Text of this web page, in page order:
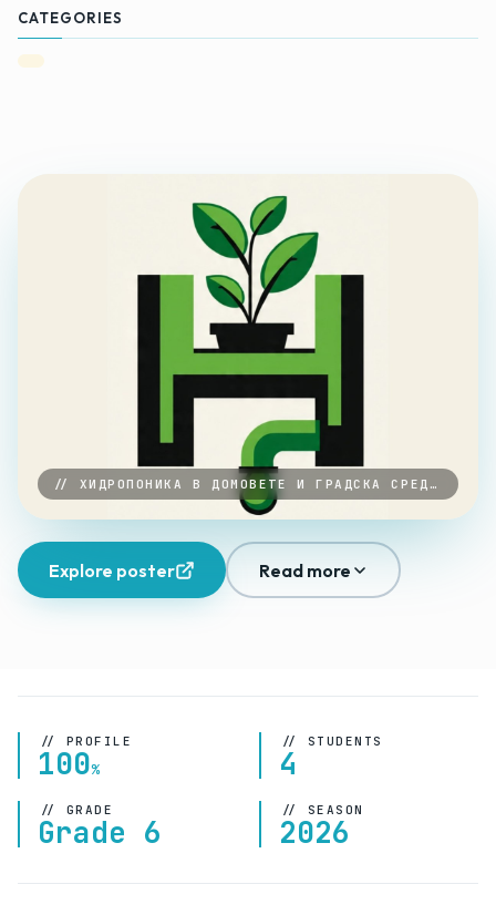
CATEGORIES
// ХИДРОПОНИКА В ДОМОВЕТЕ И ГРАДСКА СРЕДА · 2026
Explore poster Read more
// PROFILE
100%
// STUDENTS
4
// GRADE
Grade 6
// SEASON
2026